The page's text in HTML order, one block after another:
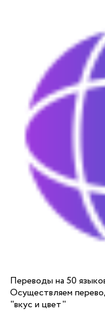
Переводы на 50
Осуществляем
"вкус и цвет"